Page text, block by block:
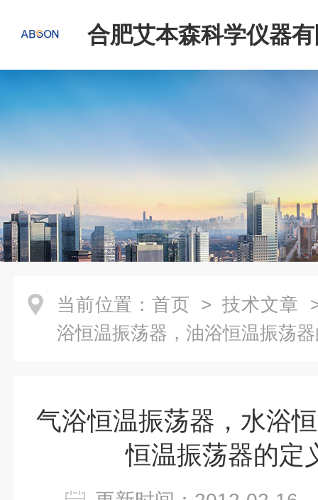
合肥艾本森科学仪器
当前位置： 首页 > 技术文章
浴恒温振荡器，油浴恒温振荡
气浴恒温振荡器，水浴
恒温振荡器的定